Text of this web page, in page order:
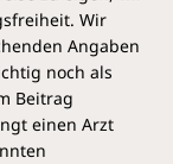
und
entfernt leben?
was ich ihnen
welche ihnen
um ihr Leben
Wir
Angaben
noch als
Beitrag
einen Arzt